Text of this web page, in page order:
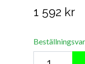
1 592 kr